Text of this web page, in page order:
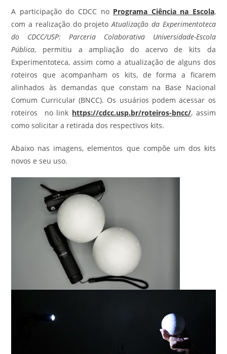
A participação do CDCC no Programa Ciência na Escola,
com a realização do projetoAtualização da Experimentoteca
do CDCC/USP: Parceria Colaborativa Universidade-Escola
Pública, permitiu a ampliação do acervo de kits da
Experimentoteca, assim como a atualização de alguns dos
roteiros que acompanham os kits, de forma a ficarem
alinhadosàs demandas que constam na Base Nacional
Comum Curricular (BNCC). Os usuários podem acessar os
roteiros no link https://cdcc.usp.br/roteiros-bncc/, assim
como solicitar a retirada dos respectivos kits.
Abaixo nas imagens, elementos que compõe um dos kits
novos e seu uso.